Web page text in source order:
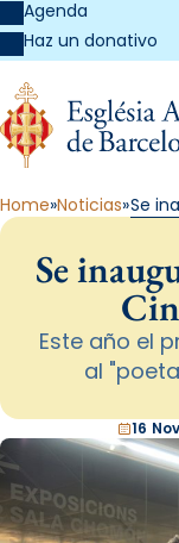
Agenda
Haz un donativo
Home Noticias Se
Se
Este año el
al
16